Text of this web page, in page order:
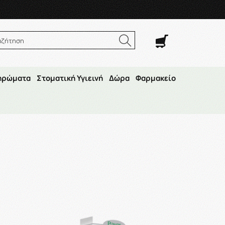
Στοματική Υγιεινή Δώρα Φαρμακείο